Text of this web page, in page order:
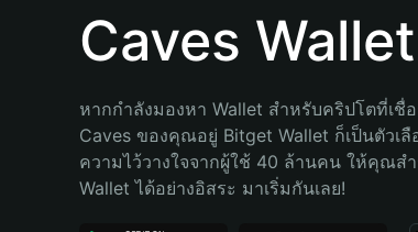
Bahasa Indonesia
Caves Wallet
หากกำลังมองหา Wallet สำหรับคริปโตที่เชื่
Caves ของคุณอยู่ Bitget Wallet ก็เป็นตัวเ
ความไว้วางใจจากผู้ใช้ 40 ล้านคน ให้คุณส
Wallet ได้อย่างอิสระ มาเริ่มกันเลย!